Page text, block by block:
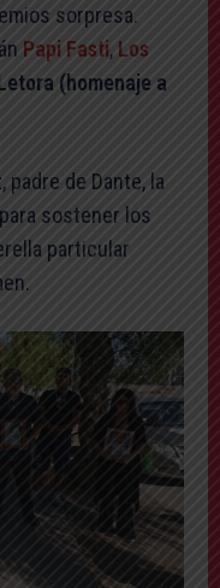
sorpresa.
Papi Fasti, Los
(homenaje a
padre de Dante, la
sostener los
particular